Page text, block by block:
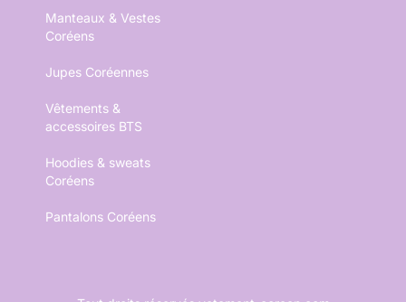
Manteaux & Vestes
Coréens
Jupes Coréennes
Vêtements &
accessoires BTS
Hoodies & sweats
Coréens
Pantalons Coréens